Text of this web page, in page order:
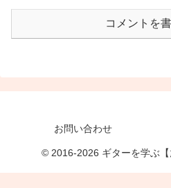
コメントを
お問い合わせ
© 2016-2026 ギターを学ぶ【